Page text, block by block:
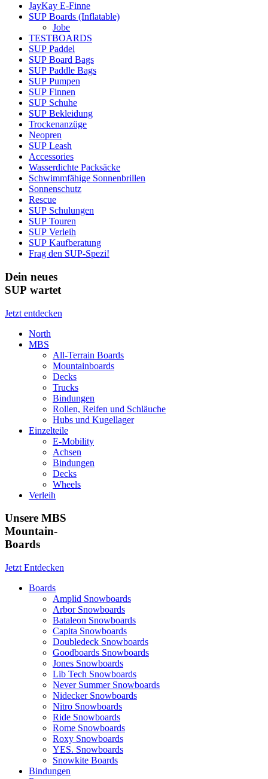
JayKay E-Finne
SUP Boards (Inflatable)
Jobe
TESTBOARDS
SUP Paddel
SUP Board Bags
SUP Paddle Bags
SUP Pumpen
SUP Finnen
SUP Schuhe
SUP Bekleidung
Trockenanzüge
Neopren
SUP Leash
Accessories
Wasserdichte Packsäcke
Schwimmfähige Sonnenbrillen
Sonnenschutz
Rescue
SUP Schulungen
SUP Touren
SUP Verleih
SUP Kaufberatung
Frag den SUP-Spezi!
Dein neues
SUP wartet
Jetzt entdecken
North
MBS
All-Terrain Boards
Mountainboards
Decks
Trucks
Bindungen
Rollen, Reifen und Schläuche
Hubs und Kugellager
Einzelteile
E-Mobility
Achsen
Bindungen
Decks
Wheels
Verleih
Unsere MBS
Mountain-
Boards
Jetzt Entdecken
Boards
Amplid Snowboards
Arbor Snowboards
Bataleon Snowboards
Capita Snowboards
Doubledeck Snowboards
Goodboards Snowboards
Jones Snowboards
Lib Tech Snowboards
Never Summer Snowboards
Nidecker Snowboards
Nitro Snowboards
Ride Snowboards
Rome Snowboards
Roxy Snowboards
YES. Snowboards
Snowkite Boards
Bindungen